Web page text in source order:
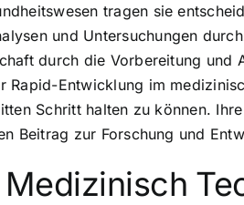
tragen sie
und Untersuchungen
durch die Vorbereitung
Entwicklung im
Schritt halten zu können.
Beitrag zur Forschung und